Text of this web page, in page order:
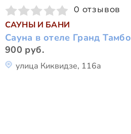
0 отзывов
САУНЫ И БАНИ
Сауна в отеле Гранд Тамбо
900 руб.
улица Киквидзе, 116а